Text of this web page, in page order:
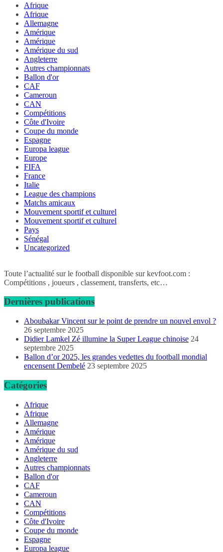
Afrique
Afrique
Allemagne
Amérique
Amérique
Amérique du sud
Angleterre
Autres championnats
Ballon d'or
CAF
Cameroun
CAN
Compétitions
Côte d'Ivoire
Coupe du monde
Espagne
Europa league
Europe
FIFA
France
Italie
League des champions
Matchs amicaux
Mouvement sportif et culturel
Mouvement sportif et culturel
Pays
Sénégal
Uncategorized
Toute l’actualité sur le football disponible sur kevfoot.com :
Compétitions , joueurs , classement, transferts, etc…
Dernières publications
Aboubakar Vincent sur le point de prendre un nouvel envol ?
26 septembre 2025
Didier Lamkel Zé illumine la Super League chinoise 24
septembre 2025
Ballon d’or 2025, les grandes vedettes du football mondial
encensent Dembelé 23 septembre 2025
Catégories
Afrique
Afrique
Allemagne
Amérique
Amérique
Amérique du sud
Angleterre
Autres championnats
Ballon d'or
CAF
Cameroun
CAN
Compétitions
Côte d'Ivoire
Coupe du monde
Espagne
Europa league